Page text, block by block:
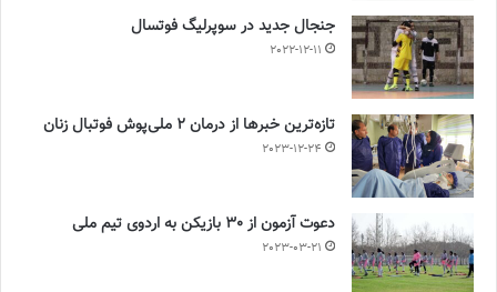
جنجال جدید در سوپرلیگ فوتسال
2022-12-11
تازه‌ترین خبرها از درمان ۲ ملی‌پوش فوتبال زنان
2023-12-24
دعوت آزمون از 30 بازیکن به اردوی تیم ملی
2023-03-21